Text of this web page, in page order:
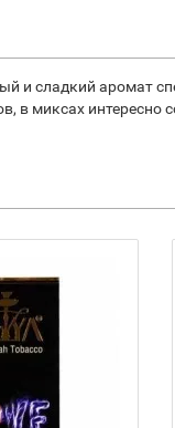
и сладкий аромат
миксах интересно